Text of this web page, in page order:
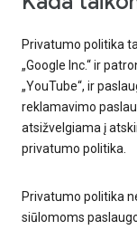
Privatumo politika
„Google Inc.“ ir
„YouTube“, ir
reklamavimo
atsižvelgiama į
privatumo politika.
Privatumo politika
siūlomoms